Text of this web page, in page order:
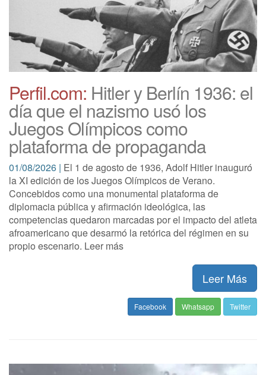
Perfil.com: Hitler y Berlín 1936: el
día que el nazismo usó los
Juegos Olímpicos como
plataforma de propaganda
01/08/2026 | El 1 de agosto de 1936, Adolf Hitler inauguró
la XI edición de los Juegos Olímpicos de Verano.
Concebidos como una monumental plataforma de
diplomacia pública y afirmación ideológica, las
competencias quedaron marcadas por el impacto del atleta
afroamericano que desarmó la retórica del régimen en su
propio escenario. Leer más
Leer Más
Facebook Whatsapp Twitter